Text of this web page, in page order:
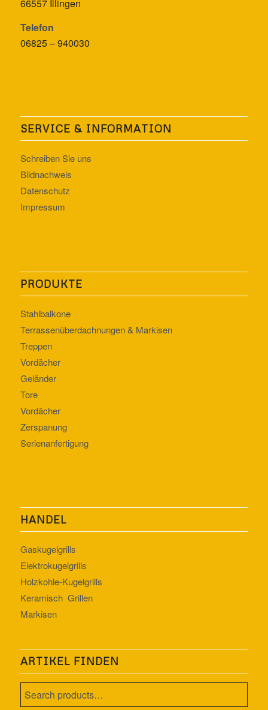
66557 Illingen
Telefon
06825 – 940030
SERVICE & INFORMATION
Schreiben Sie uns
Bildnachweis
Datenschutz
Impressum
PRODUKTE
Stahlbalkone
Terrassenüberdachnungen & Markisen
Treppen
Vordächer
Geländer
Tore
Vordächer
Zerspanung
Serienanfertigung
HANDEL
Gaskugelgrills
Elektrokugelgrills
Holzkohle-Kugelgrills
Keramisch Grillen
Markisen
ARTIKEL FINDEN